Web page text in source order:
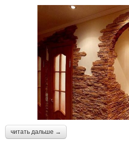
читать дальше →